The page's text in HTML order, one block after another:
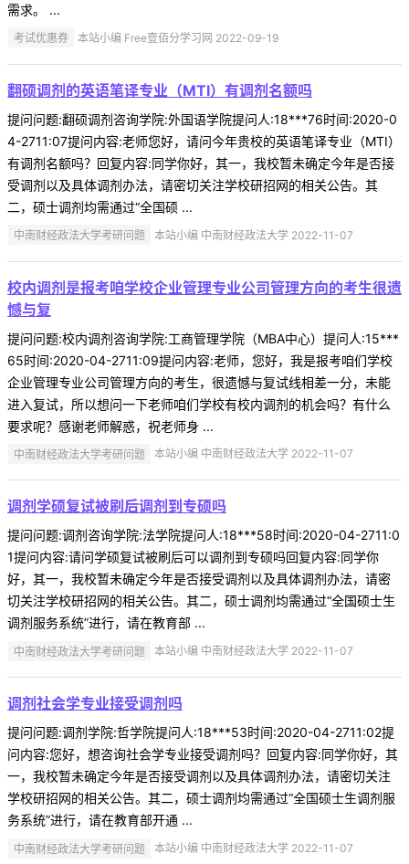
需求。 ...
考试优惠券 本站小编 Free壹佰分学习网 2022-09-19
翻硕调剂的英语笔译专业（MTI）有调剂名额吗
提问问题:翻硕调剂咨询学院:外国语学院提问人:18***76时间:2020-0
4-2711:07提问内容:老师您好，请问今年贵校的英语笔译专业（MTI）
有调剂名额吗？回复内容:同学你好，其一，我校暂未确定今年是否接
受调剂以及具体调剂办法，请密切关注学校研招网的相关公告。其
二，硕士调剂均需通过“全国硕 ...
中南财经政法大学考研问题 本站小编 中南财经政法大学 2022-11-07
校内调剂是报考咱学校企业管理专业公司管理方向的考生很遗
憾与复
提问问题:校内调剂咨询学院:工商管理学院（MBA中心）提问人:15***
65时间:2020-04-2711:09提问内容:老师，您好，我是报考咱们学校
企业管理专业公司管理方向的考生，很遗憾与复试线相差一分，未能
进入复试，所以想问一下老师咱们学校有校内调剂的机会吗？有什么
要求呢？感谢老师解惑，祝老师身 ...
中南财经政法大学考研问题 本站小编 中南财经政法大学 2022-11-07
调剂学硕复试被刷后调剂到专硕吗
提问问题:调剂咨询学院:法学院提问人:18***58时间:2020-04-2711:0
1提问内容:请问学硕复试被刷后可以调剂到专硕吗回复内容:同学你
好，其一，我校暂未确定今年是否接受调剂以及具体调剂办法，请密
切关注学校研招网的相关公告。其二，硕士调剂均需通过“全国硕士生
调剂服务系统”进行，请在教育部 ...
中南财经政法大学考研问题 本站小编 中南财经政法大学 2022-11-07
调剂社会学专业接受调剂吗
提问问题:调剂学院:哲学院提问人:18***53时间:2020-04-2711:02提
问内容:您好，想咨询社会学专业接受调剂吗？回复内容:同学你好，其
一，我校暂未确定今年是否接受调剂以及具体调剂办法，请密切关注
学校研招网的相关公告。其二，硕士调剂均需通过“全国硕士生调剂服
务系统”进行，请在教育部开通 ...
中南财经政法大学考研问题 本站小编 中南财经政法大学 2022-11-07